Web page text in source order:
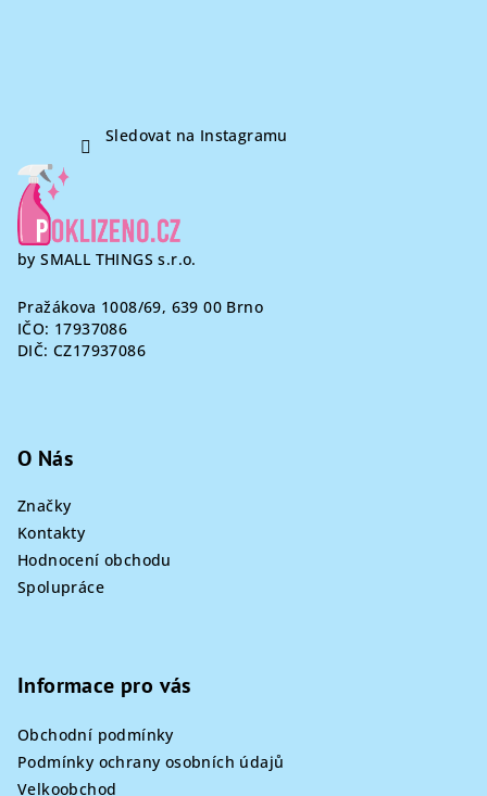
Sledovat na Instagramu
by SMALL THINGS s.r.o.
Pražákova 1008/69, 639 00 Brno
IČO: 17937086
DIČ: CZ17937086
O Nás
Značky
Kontakty
Hodnocení obchodu
Spolupráce
Informace pro vás
Obchodní podmínky
Podmínky ochrany osobních údajů
Velkoobchod